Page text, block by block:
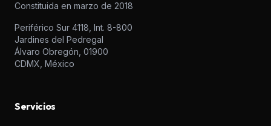
Constituida en marzo de 2018
Periférico Sur 4118, Int. 8-800
Jardines del Pedregal
Álvaro Obregón, 01900
CDMX, México
Servicios